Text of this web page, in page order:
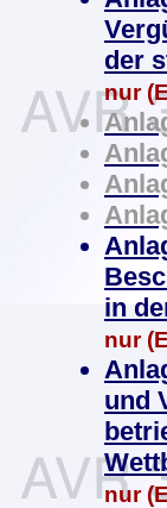
der
nur
in
nur
und
nur